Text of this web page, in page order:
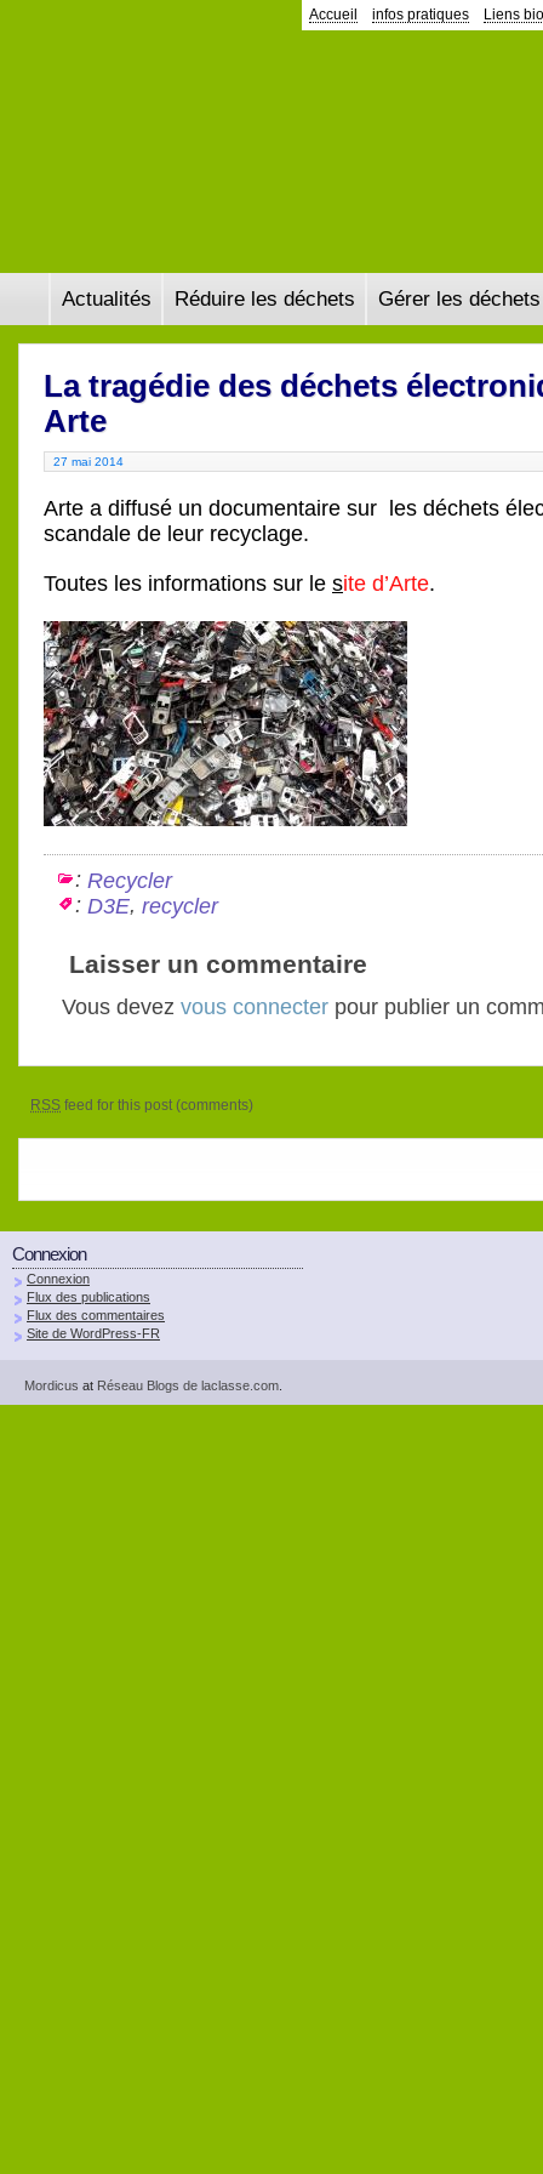
Accueil infos pratiques Liens
Actualités Réduire les déchets Gérer les déchets
La tragédie des déchets
Arte
27 mai 2014
Arte a diffusé un documentaire sur les déchets
scandale de leur recyclage.
Toutes les informations sur le site d’Arte.
: Recycler
: D3E, recycler
Laisser un commentaire
Vous devez vous connecter pour publier un
RSS feed for this post (comments)
Connexion
Connexion
Flux des publications
Flux des commentaires
Site de WordPress-FR
Mordicus at Réseau Blogs de laclasse.com